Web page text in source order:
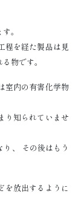
。
程を経た製品は見
物です。
室内の有害化学物
り知られていませ
、 その後はもう
を放出するように